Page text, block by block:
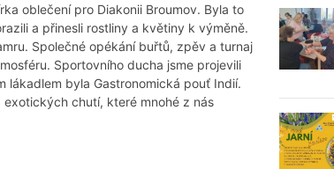
oblečení pro Diakonii Broumov. Byla to
a přinesli rostliny a květiny k výměně.
Společné opékání buřtů, zpěv a turnaj
Sportovního ducha jsme projevili
lákadlem byla Gastronomická pouť Indií.
chutí, které mnohé z nás